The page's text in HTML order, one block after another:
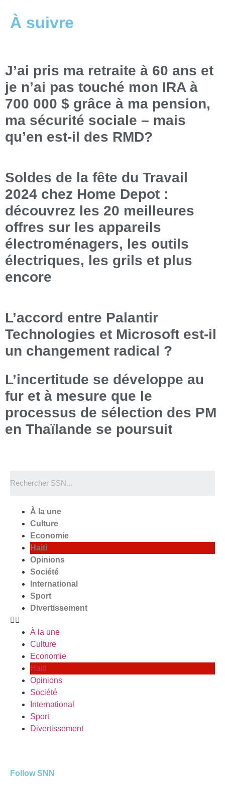
À suivre
J’ai pris ma retraite à 60 ans et
je n’ai pas touché mon IRA à
700 000 $ grâce à ma pension,
ma sécurité sociale – mais
qu’en est-il des RMD?
Soldes de la fête du Travail
2024 chez Home Depot :
découvrez les 20 meilleures
offres sur les appareils
électroménagers, les outils
électriques, les grils et plus
encore
L’accord entre Palantir
Technologies et Microsoft est-il
un changement radical ?
L’incertitude se développe au
fur et à mesure que le
processus de sélection des PM
en Thaïlande se poursuit
À la une
Culture
Economie
Haiti
Opinions
Société
International
Sport
Divertissement
À la une
Culture
Economie
Haiti
Opinions
Société
International
Sport
Divertissement
Follow SNN